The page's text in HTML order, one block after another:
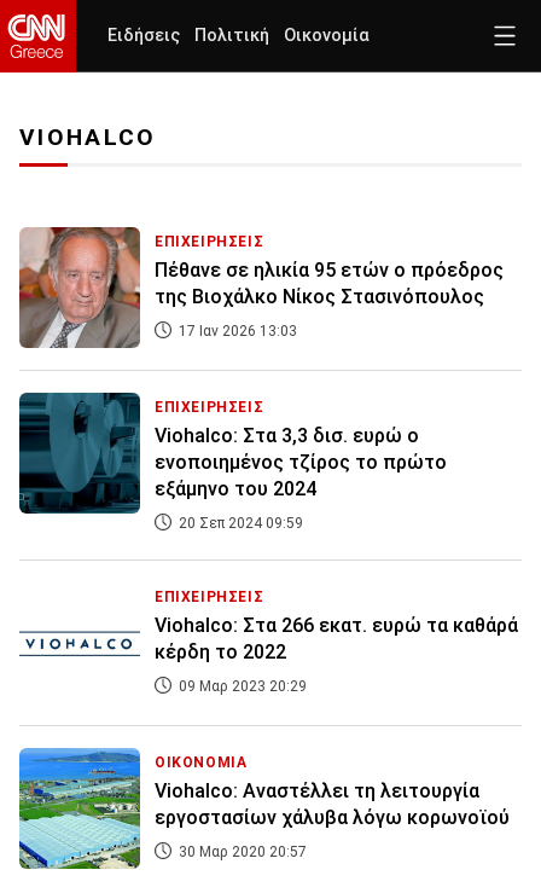
Ειδήσεις Πολιτική Οικονομία
VIOHALCO
ΕΠΙΧΕΙΡΗΣΕΙΣ
Πέθανε σε ηλικία 95 ετών ο πρόεδρος
της Βιοχάλκο Νίκος Στασινόπουλος
17 Ιαν 2026 13:03
ΕΠΙΧΕΙΡΗΣΕΙΣ
Viohalco: Στα 3,3 δισ. ευρώ ο
ενοποιημένος τζίρος το πρώτο
εξάμηνο του 2024
20 Σεπ 2024 09:59
ΕΠΙΧΕΙΡΗΣΕΙΣ
Viohalco: Στα 266 εκατ. ευρώ τα καθάρά
κέρδη το 2022
09 Μαρ 2023 20:29
ΟΙΚΟΝΟΜΙΑ
Viohalco: Αναστέλλει τη λειτουργία
εργοστασίων χάλυβα λόγω κορωνοϊού
30 Μαρ 2020 20:57